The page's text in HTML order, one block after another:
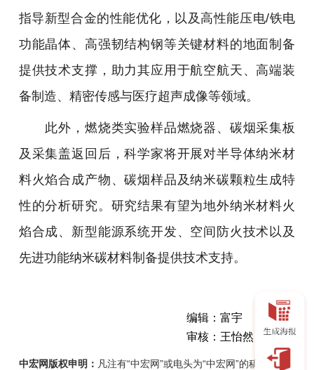
指导新型合金的性能优化，以及高性能压电/铁电
功能晶体、高强韧结构钢等关键材料的地面制备
提供技术支撑，助力其应用于航空航天、高端装
备制造、精密传感与医疗超声成像等领域。
此外，燃烧类实验样品燃烧器、碳烟采集板
及采集盖返回后，科学家将开展对半导体纳米材
料火焰合成产物、碳烟样品及纳米碳颗粒生成特
性的分析研究。研究结果有望为地外纳米材料火
焰合成、新型能源系统开发、空间防火技术以及
先进功能纳米碳材料制备提供技术支持。
编辑：富宇
审核：王怡然
中宏网版权申明： 凡注有“中宏网”或电头为“中宏网”的稿件，均